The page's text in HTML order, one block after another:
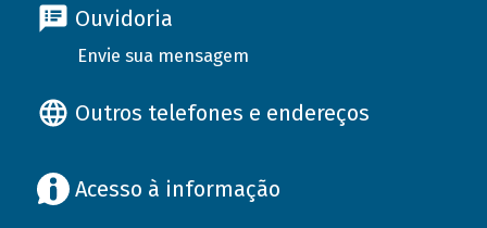
Ouvidoria
Envie sua mensagem
Outros telefones e endereços
Acesso à informação